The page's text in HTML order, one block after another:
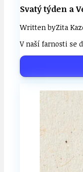
Svatý týden a
Written byZita
V naší farnosti se